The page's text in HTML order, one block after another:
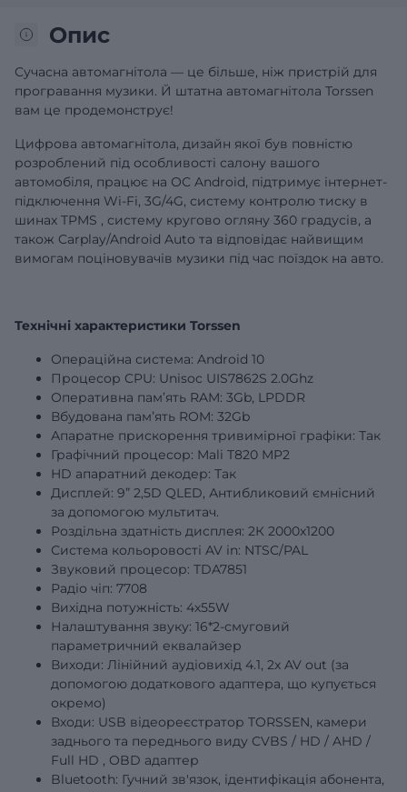
Опис
Сучасна автомагнітола — це більше, ніж пристрій для
програвання музики. Й штатна автомагнітола Torssen
вам це продемонструє!
Цифрова автомагнітола, дизайн якої був повністю
розроблений під особливості салону вашого
автомобіля, працює на ОС Android, підтримує інтернет-
підключення Wi-Fi, 3G/4G, систему контролю тиску в
шинах TPMS , систему кругово огляну 360 градусів, а
також Carplay/Android Auto та відповідає найвищим
вимогам поціновувачів музики під час поїздок на авто.
Технічні характеристики Torssen
Операційна система: Android 10
Процесор CPU: Unisoc UIS7862S 2.0Ghz
Оперативна пам’ять RAM: 3Gb, LPDDR
Вбудована пам’ять ROM: 32Gb
Апаратне прискорення тривимірної графіки: Так
Графічний процесор: Mali T820 MP2
HD апаратний декодер: Так
Дисплей: 9” 2,5D QLED, Антибликовий ємнісний
за допомогою мультитач.
Роздільна здатність дисплея: 2К 2000х1200
Система кольоровості AV in: NTSC/PAL
Звуковий процесор: TDA7851
Радіо чіп: 7708
Вихідна потужність: 4х55W
Налаштування звуку: 16*2-смуговий
параметричний еквалайзер
Виходи: Лінійний аудіовихід 4.1, 2x AV out (за
допомогою додаткового адаптера, що купується
окремо)
Входи: USB відеореєстратор TORSSEN, камери
заднього та переднього виду CVBS / HD / AHD /
Full HD , OBD адаптер
Bluetooth: Гучний зв'язок, ідентифікація абонента,